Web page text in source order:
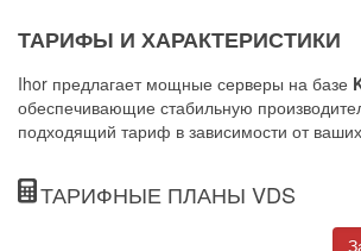
ТАРИФЫ И ХАРАКТЕРИСТИКИ
Ihor предлагает мощные серверы на базе
обеспечивающие стабильную
подходящий тариф в зависимости от
ТАРИФНЫЕ ПЛАНЫ VDS